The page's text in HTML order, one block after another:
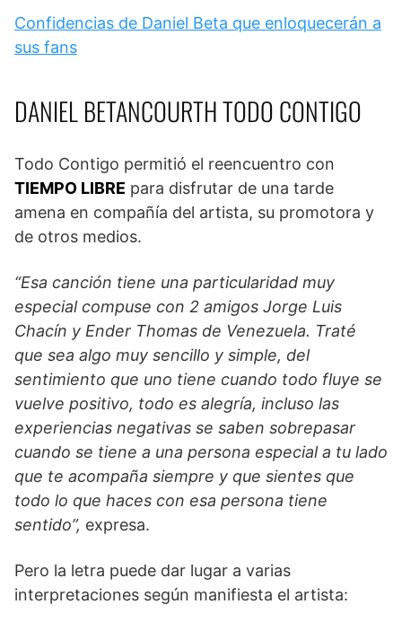
Confidencias de Daniel Beta que enloquecerán a
sus fans
DANIEL BETANCOURTH TODO CONTIGO
Todo Contigo permitió el reencuentro con
TIEMPO LIBRE para disfrutar de una tarde
amena en compañía del artista, su promotora y
de otros medios.
“Esa canción tiene una particularidad muy
especial compuse con 2 amigos Jorge Luis
Chacín y Ender Thomas de Venezuela. Traté
que sea algo muy sencillo y simple, del
sentimiento que uno tiene cuando todo fluye se
vuelve positivo, todo es alegría, incluso las
experiencias negativas se saben sobrepasar
cuando se tiene a una persona especial a tu lado
que te acompaña siempre y que sientes que
todo lo que haces con esa persona tiene
sentido”, expresa.
Pero la letra puede dar lugar a varias
interpretaciones según manifiesta el artista: